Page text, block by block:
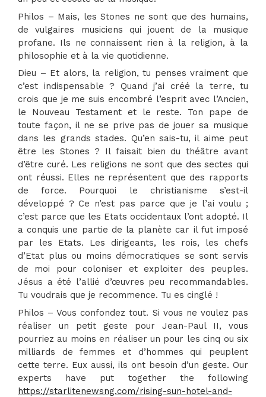
Philos – Mais, les Stones ne sont que des humains,
de vulgaires musiciens qui jouent de la musique
profane. Ils ne connaissent rien à la religion, à la
philosophie et à la vie quotidienne.
Dieu – Et alors, la religion, tu penses vraiment que
c’est indispensable ? Quand j’ai créé la terre, tu
crois que je me suis encombré l’esprit avec l’Ancien,
le Nouveau Testament et le reste. Ton pape de
toute façon, il ne se prive pas de jouer sa musique
dans les grands stades. Qu’en sais-tu, il aime peut
être les Stones ? Il faisait bien du théâtre avant
d’être curé. Les religions ne sont que des sectes qui
ont réussi. Elles ne représentent que des rapports
de force. Pourquoi le christianisme s’est-il
développé ? Ce n’est pas parce que je l’ai voulu ;
c’est parce que les Etats occidentaux l’ont adopté. Il
a conquis une partie de la planète car il fut imposé
par les Etats. Les dirigeants, les rois, les chefs
d’Etat plus ou moins démocratiques se sont servis
de moi pour coloniser et exploiter des peuples.
Jésus a été l’allié d’œuvres peu recommandables.
Tu voudrais que je recommence. Tu es cinglé !
Philos – Vous confondez tout. Si vous ne voulez pas
réaliser un petit geste pour Jean-Paul II, vous
pourriez au moins en réaliser un pour les cinq ou six
milliards de femmes et d’hommes qui peuplent
cette terre. Eux aussi, ils ont besoin d’un geste. Our
experts have put together the following
https://starlitenewsng.com/rising-sun-hotel-and-